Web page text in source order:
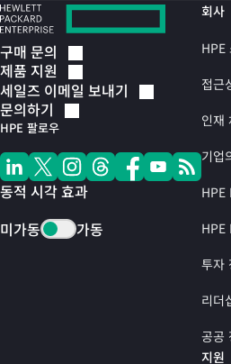
구매 문의
제품 지원
세일즈 이메일 보내기
문의하기
HPE 팔로우
동적 시각 효과
미가동
가동
회사
HPE
접근
인재
기업
HPE
투자
리더
공공
지원